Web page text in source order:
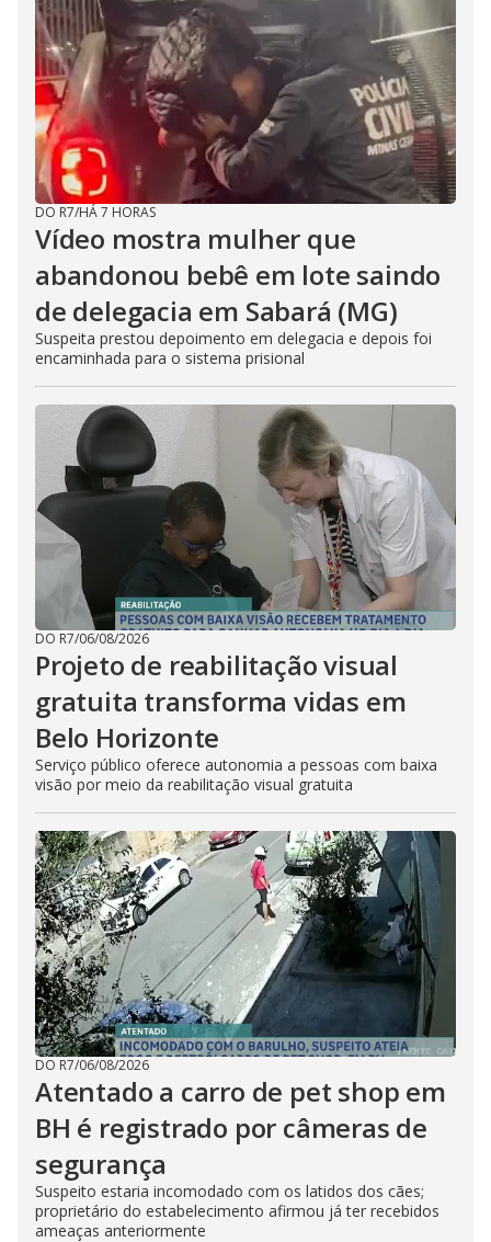
DO R7/HÁ 7 HORAS
Vídeo mostra mulher que
abandonou bebê em lote saindo
de delegacia em Sabará (MG)
Suspeita prestou depoimento em delegacia e depois foi
encaminhada para o sistema prisional
DO R7/06/08/2026
Projeto de reabilitação visual
gratuita transforma vidas em
Belo Horizonte
Serviço público oferece autonomia a pessoas com baixa
visão por meio da reabilitação visual gratuita
DO R7/06/08/2026
Atentado a carro de pet shop em
BH é registrado por câmeras de
segurança
Suspeito estaria incomodado com os latidos dos cães;
proprietário do estabelecimento afirmou já ter recebidos
ameaças anteriormente